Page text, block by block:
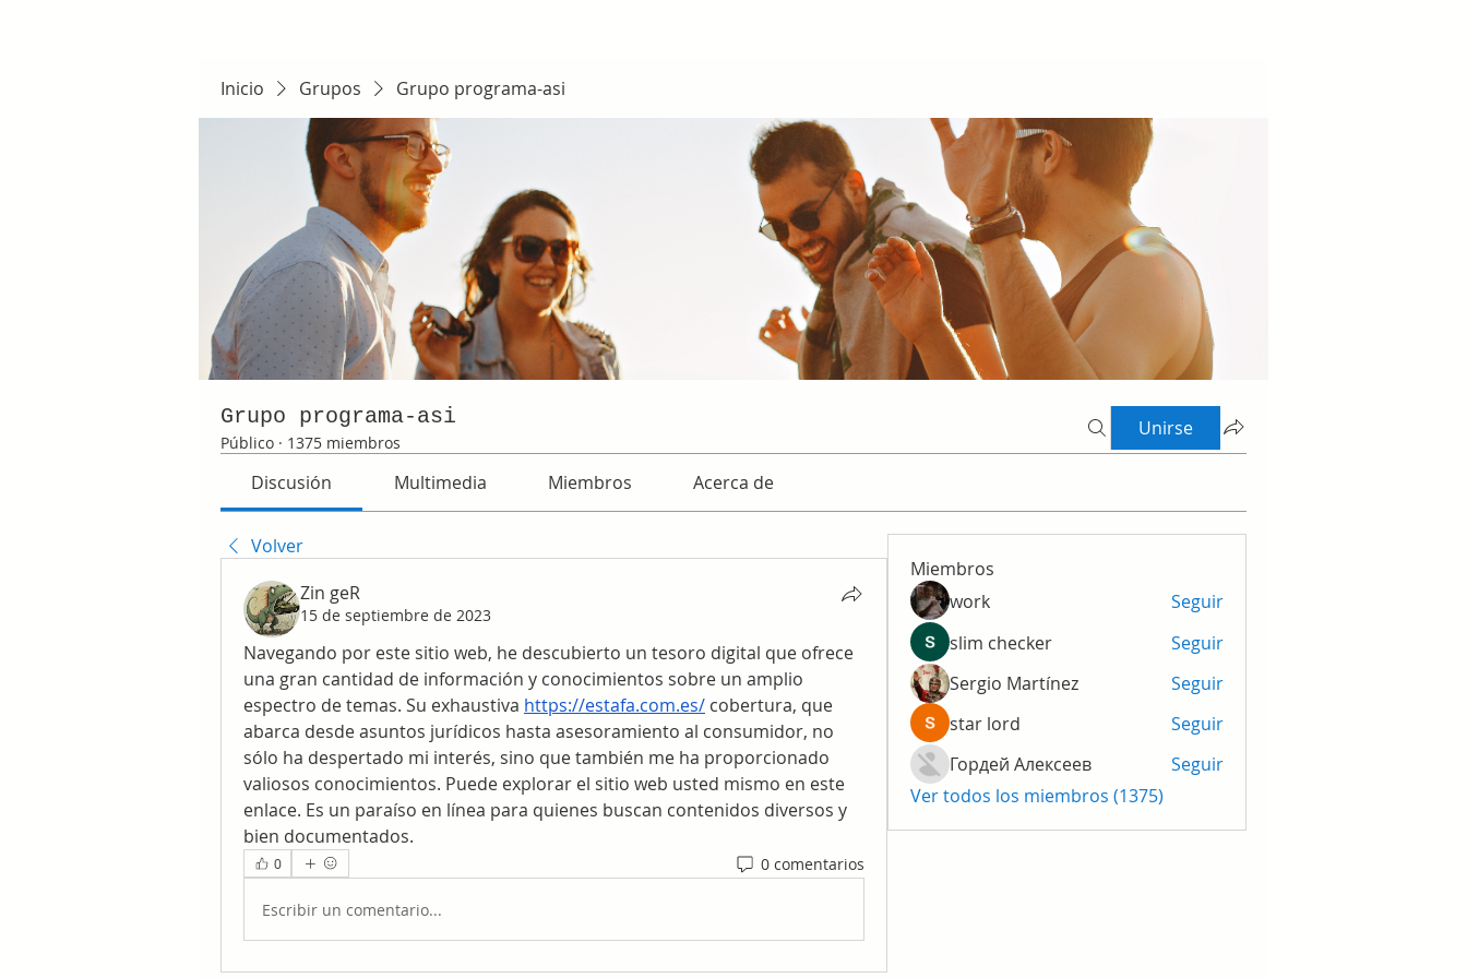
Inicio Grupos Grupo programa-asi
Grupo programa-asi
Público · 1375 miembros
Unirse
Discusión Multimedia Miembros Acerca de
Volver
Zin geR
15 de septiembre de 2023
Navegando por este sitio web, he descubierto un tesoro digital que ofrece
una gran cantidad de información y conocimientos sobre un amplio
espectro de temas. Su exhaustiva https://estafa.com.es/ cobertura, que
abarca desde asuntos jurídicos hasta asesoramiento al consumidor, no
sólo ha despertado mi interés, sino que también me ha proporcionado
valiosos conocimientos. Puede explorar el sitio web usted mismo en este
enlace. Es un paraíso en línea para quienes buscan contenidos diversos y
bien documentados.
0 0 comentarios
Escribir un comentario...
Miembros
work
Seguir
slim checker
Seguir
Sergio Martínez
Seguir
star lord
Seguir
Гордей Алексеев
Seguir
Ver todos los miembros (1375)